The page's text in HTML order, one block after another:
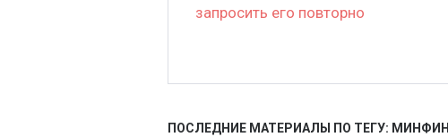
запросить его повторно
ПОСЛЕДНИЕ МАТЕРИАЛЫ ПО ТЕГУ: МИНФИН